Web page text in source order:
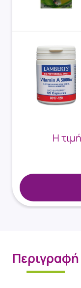
Η
Περιγραφή